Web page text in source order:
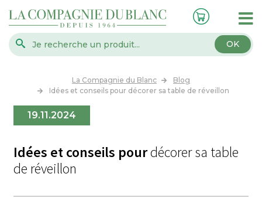
OK
La Compagnie du Blanc
Blog
Idées et conseils pour décorer sa table de réveillon
19.11.2024
Idées et conseils pourdécorer sa table
de réveillon